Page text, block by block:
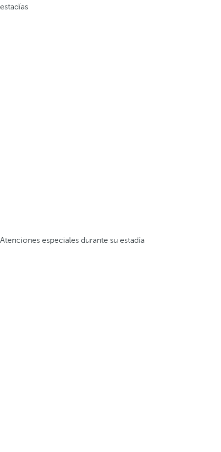
estadías
Atenciones especiales durante su estadía